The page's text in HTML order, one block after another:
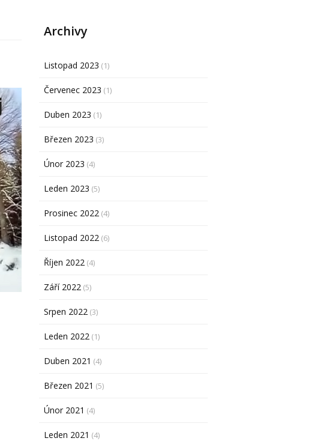
Archivy
Listopad 2023 (1)
Červenec 2023 (1)
Duben 2023 (1)
Březen 2023 (3)
Únor 2023 (4)
Leden 2023 (5)
Prosinec 2022 (4)
Listopad 2022 (6)
Říjen 2022 (4)
Září 2022 (5)
Srpen 2022 (3)
Leden 2022 (1)
Duben 2021 (4)
Březen 2021 (5)
Únor 2021 (4)
Leden 2021 (4)